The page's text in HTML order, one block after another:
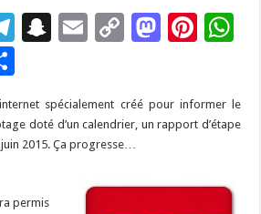
T
gr
a
S
p
c
E
l
C
y
Li
M
d
Pi
es
ta
g
spécialement créé pour informer le
doté d’un calendrier, un rapport d’étape
juin 2015. Ça progresse…
permis